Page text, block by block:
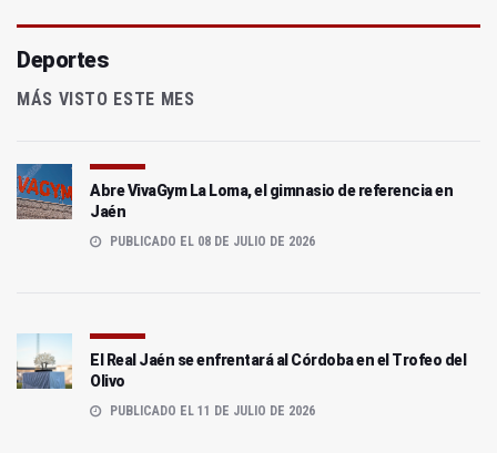
Deportes
MÁS VISTO ESTE MES
Abre VivaGym La Loma, el gimnasio de referencia en
Jaén
PUBLICADO EL 08 DE JULIO DE 2026
El Real Jaén se enfrentará al Córdoba en el Trofeo del
Olivo
PUBLICADO EL 11 DE JULIO DE 2026